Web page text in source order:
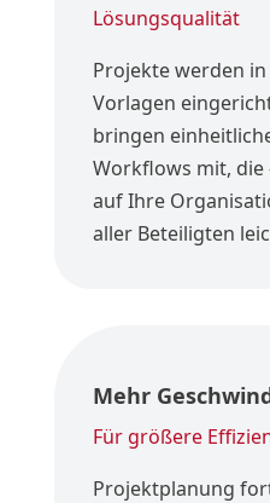
Lösungsqualität
Projekte werden
Vorlagen
bringen
Workflows mit, die
auf Ihre
aller Beteiligten
Mehr
Für größere
Projektplanung